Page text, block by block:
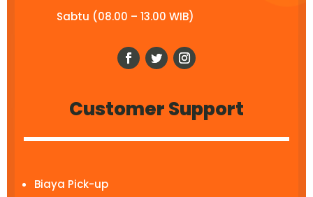
Sabtu (08.00 – 13.00 WIB)
Customer Support
Biaya Pick-up